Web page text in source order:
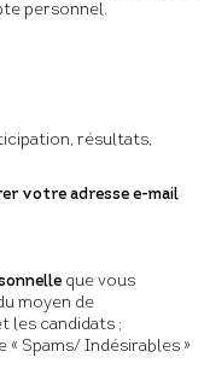
personnel.
résultats,
votre adresse e-mail
que vous
moyen de
les candidats ;
Spams/ Indésirables »